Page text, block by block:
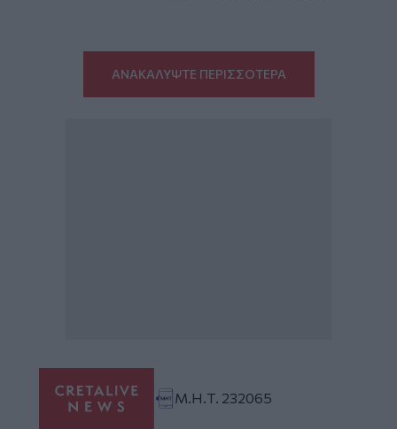
ΑΝΑΚΑΛΥΨΤΕ ΠΕΡΙΣΣΟΤΕΡΑ
Μ.Η.Τ. 232065